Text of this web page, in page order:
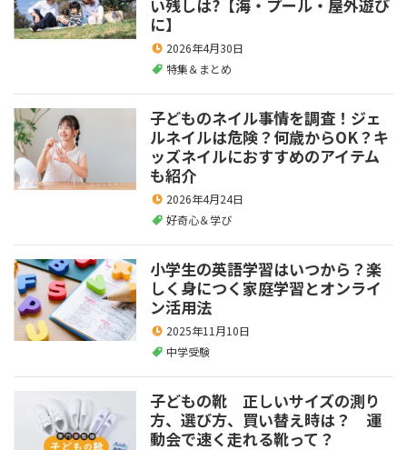
い残しは?【海・プール・屋外遊び
に】
2026年4月30日
特集＆まとめ
子どものネイル事情を調査！ジェ
ルネイルは危険？何歳からOK？キ
ッズネイルにおすすめのアイテム
も紹介
2026年4月24日
好奇心＆学び
小学生の英語学習はいつから？楽
しく身につく家庭学習とオンライ
ン活用法
2025年11月10日
中学受験
子どもの靴 正しいサイズの測り
方、選び方、買い替え時は？ 運
動会で速く走れる靴って？